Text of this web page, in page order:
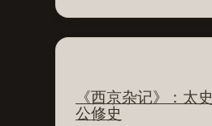
《西京杂记》：太史
公修史